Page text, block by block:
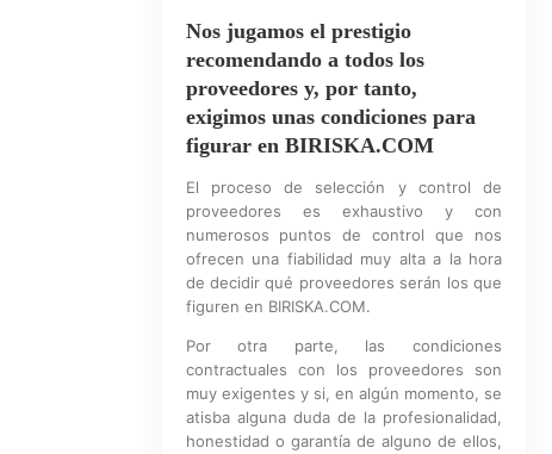
Nos jugamos el prestigio
recomendando a todos los
proveedores y, por tanto,
exigimos unas condiciones para
figurar en BIRISKA.COM
El proceso de selección y control de
proveedores es exhaustivo y con
numerosos puntos de control que nos
ofrecen una fiabilidad muy alta a la hora
de decidir qué proveedores serán los que
figuren en BIRISKA.COM.
Por otra parte, las condiciones
contractuales con los proveedores son
muy exigentes y si, en algún momento, se
atisba alguna duda de la profesionalidad,
honestidad o garantía de alguno de ellos,